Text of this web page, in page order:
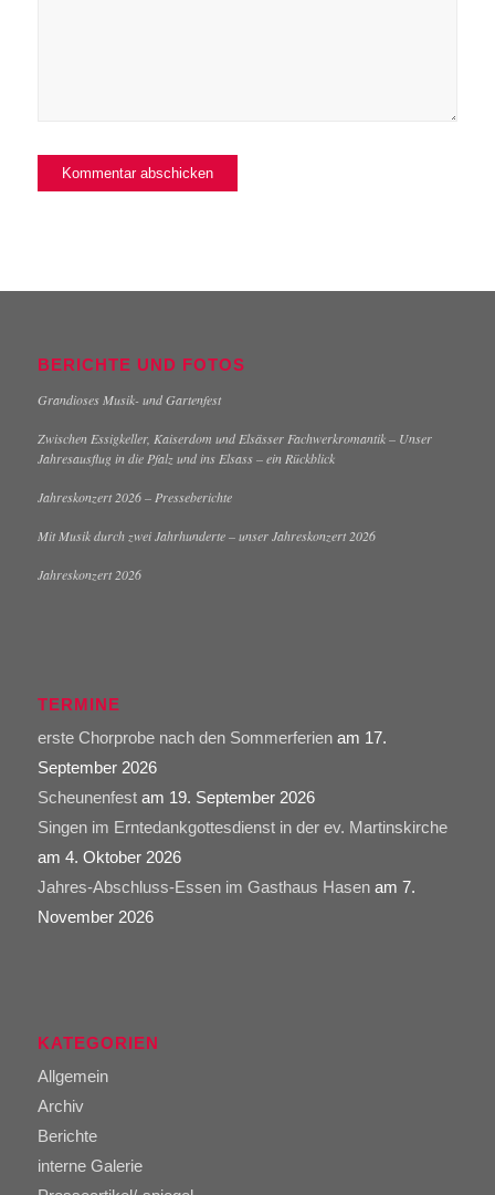
BERICHTE UND FOTOS
Grandioses Musik- und Gartenfest
Zwischen Essigkeller, Kaiserdom und Elsässer Fachwerkromantik – Unser
Jahresausflug in die Pfalz und ins Elsass – ein Rückblick
Jahreskonzert 2026 – Presseberichte
Mit Musik durch zwei Jahrhunderte – unser Jahreskonzert 2026
Jahreskonzert 2026
TERMINE
erste Chorprobe nach den Sommerferienam 17.
September 2026
Scheunenfestam 19. September 2026
Singen im Erntedankgottesdienst in der ev. Martinskirche
am 4. Oktober 2026
Jahres-Abschluss-Essen im Gasthaus Hasenam 7.
November 2026
KATEGORIEN
Allgemein
Archiv
Berichte
interne Galerie